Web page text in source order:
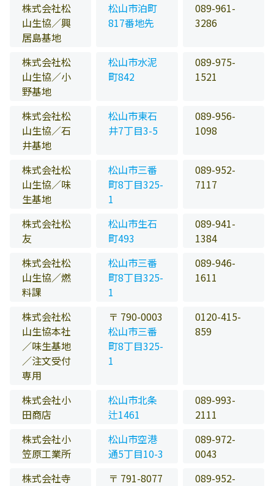
株式会社松
山生協／興
居島基地
松山市泊町
817番地先
089-961-
3286
株式会社松
山生協／小
野基地
松山市水泥
町842
089-975-
1521
株式会社松
山生協／石
井基地
松山市東石
井7丁目3-5
089-956-
1098
株式会社松
山生協／味
生基地
松山市三番
町8丁目325-
1
089-952-
7117
株式会社松
友
松山市生石
町493
089-941-
1384
株式会社松
山生協／燃
料課
松山市三番
町8丁目325-
1
089-946-
1611
株式会社松
山生協本社
／味生基地
／注文受付
専用
〒 790-0003
松山市三番
町8丁目325-
1
0120-415-
859
株式会社小
田商店
松山市北条
辻1461
089-993-
2111
株式会社小
笠原工業所
松山市空港
通5丁目10-3
089-972-
0043
株式会社寺
〒 791-8077
089-952-